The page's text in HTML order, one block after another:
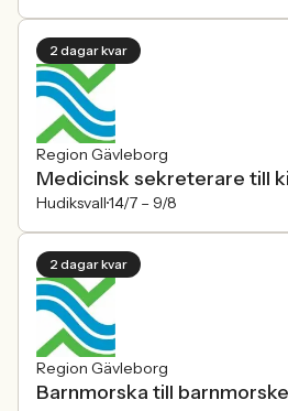
2 dagar kvar
Region Gävleborg
Medicinsk sekreterare till
Hudiksvall14/7 – 9/8
2 dagar kvar
Region Gävleborg
Barnmorska till